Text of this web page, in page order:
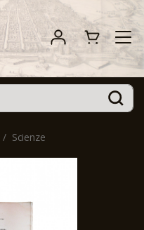
Scienze